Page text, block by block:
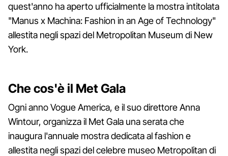
quest'anno ha aperto ufficialmente la mostra intitolata
"Manus x Machina: Fashion in an Age of Technology"
allestita negli spazi del Metropolitan Museum di New
York.
Che cos'è il Met Gala
Ogni anno Vogue America, e il suo direttore Anna
Wintour, organizza il Met Gala una serata che
inaugura l'annuale mostra dedicata al fashion e
allestita negli spazi del celebre museo Metropolitan di